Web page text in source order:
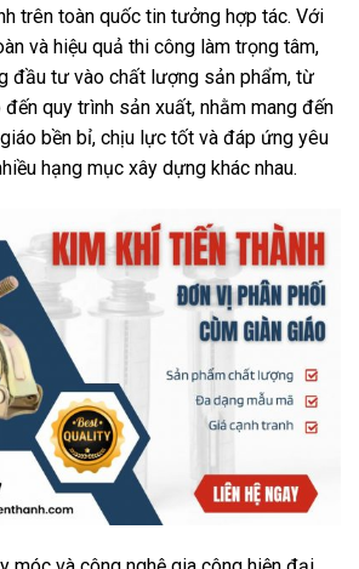
trên toàn quốc tin tưởng hợp tác. Với
và hiệu quả thi công làm trọng tâm,
đầu tư vào chất lượng sản phẩm, từ
quy trình sản xuất, nhằm mang đến
bền bỉ, chịu lực tốt và đáp ứng yêu
hạng mục xây dựng khác nhau.